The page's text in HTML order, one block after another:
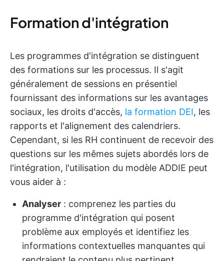
Formation d'intégration
Les programmes d'intégration se distinguent
des formations sur les processus. Il s'agit
généralement de sessions en présentiel
fournissant des informations sur les avantages
sociaux, les droits d'accès, la formation DEI, les
rapports et l'alignement des calendriers.
Cependant, si les RH continuent de recevoir des
questions sur les mêmes sujets abordés lors de
l'intégration, l'utilisation du modèle ADDIE peut
vous aider à :
Analyser : comprenez les parties du
programme d'intégration qui posent
problème aux employés et identifiez les
informations contextuelles manquantes qui